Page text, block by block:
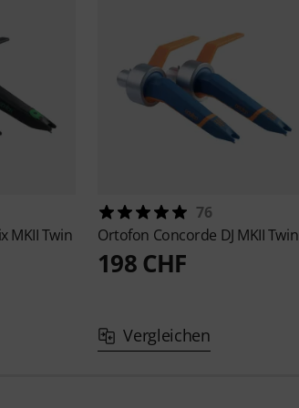
MKII Twin
76
Ortofon Concorde DJ MKII Twin
198 CHF
Vergleichen